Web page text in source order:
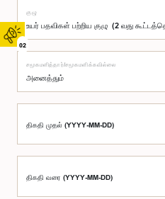
02
குழு
சமூகமளித்தார்/சமூகமளிக்கவில்லை
திகதி முதல் (YYYY-MM-DD)
திகதி வரை (YYYY-MM-DD)